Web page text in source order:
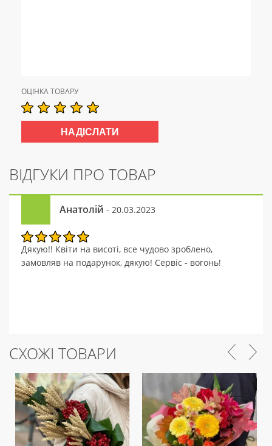
ОЦІНКА ТОВАРУ
ВІДГУКИ ПРО ТОВАР
Анатолій - 20.03.2023
Дякую!! Квіти на висоті, все чудово зроблено,
замовляв на подарунок, дякую! Сервіс - вогонь!
СХОЖІ ТОВАРИ